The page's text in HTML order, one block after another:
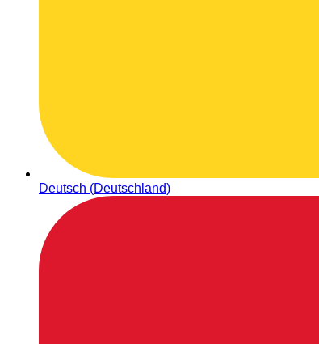
Deutsch (Deutschland)